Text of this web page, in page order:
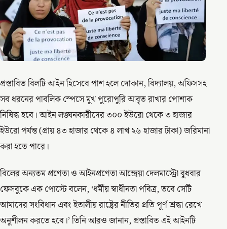
প্রস্তাবিত বিলটি আইন হিসেবে পাশ হলে দোকান, বিদ্যালয়, অফিসসহ
সব ধরনের পাবলিক স্পেসে মুখ পুরোপুরি আবৃত রাখার পোশাক
নিষিদ্ধ হবে। আইন লঙ্ঘনকারীদের ৩০০ ইউরো থেকে ৩ হাজার
ইউরো পর্যন্ত (প্রায় ৪৩ হাজার থেকে ৪ লাখ ২৬ হাজার টাকা) জরিমানা
করা হতে পারে।
বিলের অন্যতম প্রণেতা ও আইনপ্রণেতা আন্দ্রেয়া দেলমাস্ট্রো বুধবার
ফেসবুকে এক পোস্টে বলেন, ‘ধর্মীয় স্বাধীনতা পবিত্র, তবে সেটি
আমাদের সংবিধান এবং ইতালীয় রাষ্ট্রের নীতির প্রতি পূর্ণ শ্রদ্ধা রেখে
অনুশীলন করতে হবে।’ তিনি আরও জানান, প্রস্তাবিত এই আইনটি